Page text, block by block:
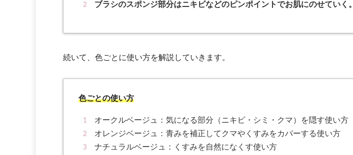
ブラシのスポンジ部分はニキビなどのピンポイントでお肌にのせていく。
続いて、色ごとに使い方を解説していきます。
色ごとの使い方
オークルベージュ：気になる部分（ニキビ・シミ・クマ）を隠す使い方
オレンジベージュ：青みを補正してクマやくすみをカバーする使い方
ナチュラルベージュ：くすみを自然になくす使い方